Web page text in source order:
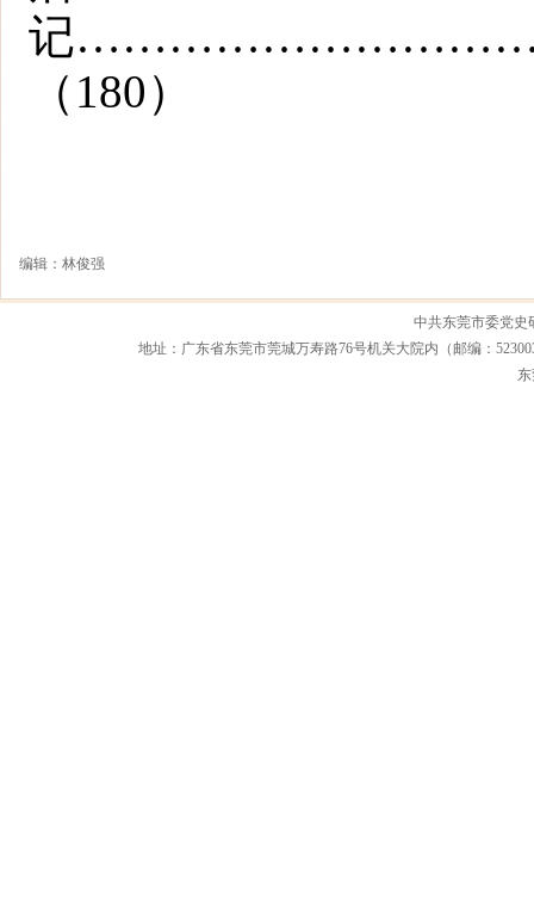
记
（180）
编辑：林俊强
中共东莞市委党史
地址：广东省东莞市莞城万寿路76号机关大院内（邮编：